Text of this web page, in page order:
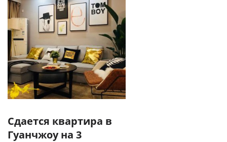
Сдается квартира в
Гуанчжоу на 3